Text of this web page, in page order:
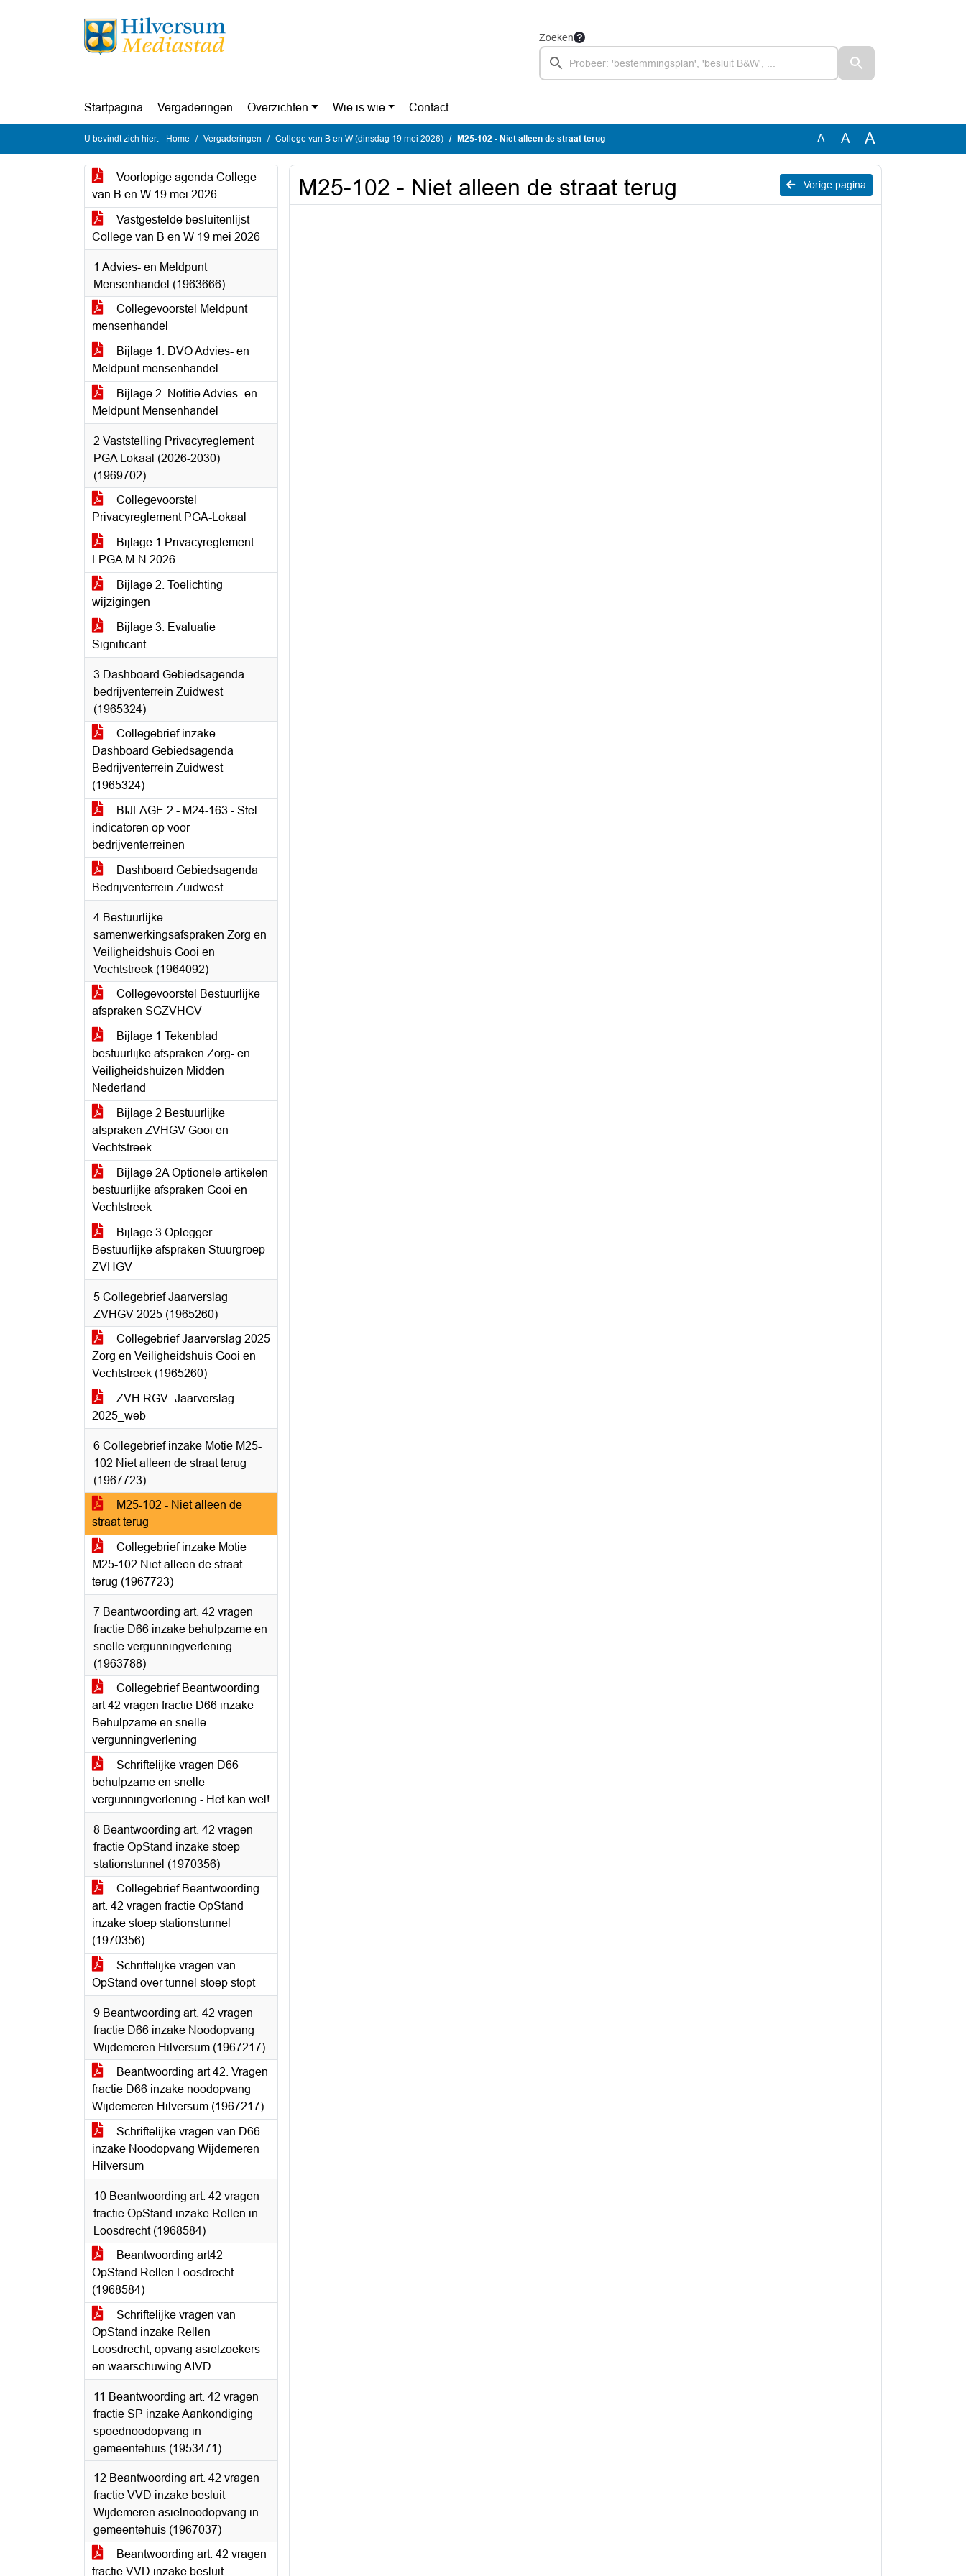
Ga naar de inhoud van deze pagina
Ga naar het zoeken
Ga naar het menu
Zoeken
Startpagina Vergaderingen Overzichten Wie is wie Contact
U bevindt zich hier: Home Vergaderingen College van B en W (dinsdag 19 mei 2026) M25-102 - Niet alleen de straat terug A A A
Voorlopige agenda College
van B en W 19 mei 2026
Vastgestelde besluitenlijst
College van B en W 19 mei 2026
1 Advies- en Meldpunt
Mensenhandel (1963666)
Collegevoorstel Meldpunt
mensenhandel
Bijlage 1. DVO Advies- en
Meldpunt mensenhandel
Bijlage 2. Notitie Advies- en
Meldpunt Mensenhandel
2 Vaststelling Privacyreglement
PGA Lokaal (2026-2030)
(1969702)
Collegevoorstel
Privacyreglement PGA-Lokaal
Bijlage 1 Privacyreglement
LPGA M-N 2026
Bijlage 2. Toelichting
wijzigingen
Bijlage 3. Evaluatie
Significant
3 Dashboard Gebiedsagenda
bedrijventerrein Zuidwest
(1965324)
Collegebrief inzake
Dashboard Gebiedsagenda
Bedrijventerrein Zuidwest
(1965324)
BIJLAGE 2 - M24-163 - Stel
indicatoren op voor
bedrijventerreinen
Dashboard Gebiedsagenda
Bedrijventerrein Zuidwest
4 Bestuurlijke
samenwerkingsafspraken Zorg en
Veiligheidshuis Gooi en
Vechtstreek (1964092)
Collegevoorstel Bestuurlijke
afspraken SGZVHGV
Bijlage 1 Tekenblad
bestuurlijke afspraken Zorg- en
Veiligheidshuizen Midden
Nederland
Bijlage 2 Bestuurlijke
afspraken ZVHGV Gooi en
Vechtstreek
Bijlage 2A Optionele artikelen
bestuurlijke afspraken Gooi en
Vechtstreek
Bijlage 3 Oplegger
Bestuurlijke afspraken Stuurgroep
ZVHGV
5 Collegebrief Jaarverslag
ZVHGV 2025 (1965260)
Collegebrief Jaarverslag 2025
Zorg en Veiligheidshuis Gooi en
Vechtstreek (1965260)
ZVH RGV_Jaarverslag
2025_web
6 Collegebrief inzake Motie M25-
102 Niet alleen de straat terug
(1967723)
M25-102 - Niet alleen de
straat terug
Collegebrief inzake Motie
M25-102 Niet alleen de straat
terug (1967723)
7 Beantwoording art. 42 vragen
fractie D66 inzake behulpzame en
snelle vergunningverlening
(1963788)
Collegebrief Beantwoording
art 42 vragen fractie D66 inzake
Behulpzame en snelle
vergunningverlening
Schriftelijke vragen D66
behulpzame en snelle
vergunningverlening - Het kan wel!
8 Beantwoording art. 42 vragen
fractie OpStand inzake stoep
stationstunnel (1970356)
Collegebrief Beantwoording
art. 42 vragen fractie OpStand
inzake stoep stationstunnel
(1970356)
Schriftelijke vragen van
OpStand over tunnel stoep stopt
9 Beantwoording art. 42 vragen
fractie D66 inzake Noodopvang
Wijdemeren Hilversum (1967217)
Beantwoording art 42. Vragen
fractie D66 inzake noodopvang
Wijdemeren Hilversum (1967217)
Schriftelijke vragen van D66
inzake Noodopvang Wijdemeren
Hilversum
10 Beantwoording art. 42 vragen
fractie OpStand inzake Rellen in
Loosdrecht (1968584)
Beantwoording art42
OpStand Rellen Loosdrecht
(1968584)
Schriftelijke vragen van
OpStand inzake Rellen
Loosdrecht, opvang asielzoekers
en waarschuwing AIVD
11 Beantwoording art. 42 vragen
fractie SP inzake Aankondiging
spoednoodopvang in
gemeentehuis (1953471)
12 Beantwoording art. 42 vragen
fractie VVD inzake besluit
Wijdemeren asielnoodopvang in
gemeentehuis (1967037)
Beantwoording art. 42 vragen
fractie VVD inzake besluit
Vorige pagina
M25-102 - Niet alleen de straat terug